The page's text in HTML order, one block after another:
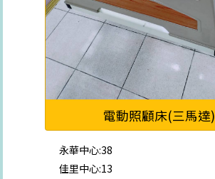
電動照顧床(三馬達)
永華中心:38
佳里中心:13